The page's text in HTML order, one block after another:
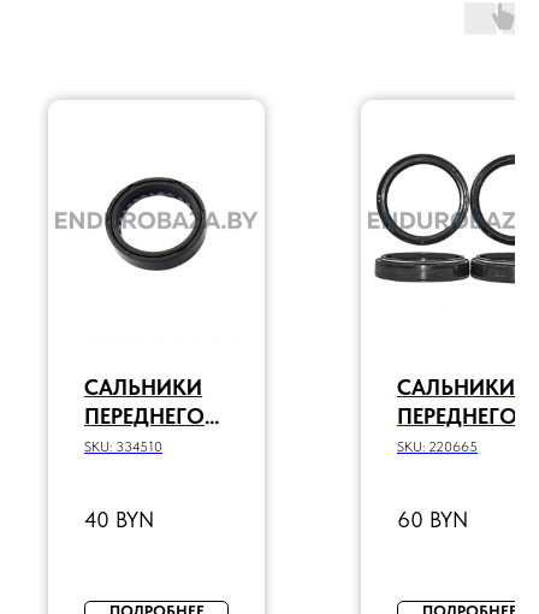
САЛЬНИКИ
ПЕРЕДНЕГО
АМОРТИЗАТО
2ШТ)
SKU: 334510
40 BYN
САЛЬНИКИ
ПЕРЕДНЕГО
2 (КОМПЛ.
SKU: 220665
60 BYN